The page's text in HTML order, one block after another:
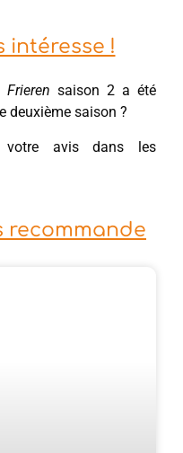
intéresse !
Frieren saison 2 a été
deuxième saison ?
avis dans les
recommande